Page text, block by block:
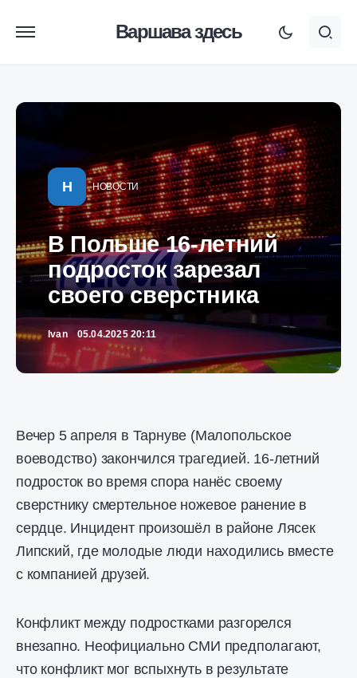
Варшава здесь
Н НОВОСТИ
В Польше 16-летний
подросток зарезал
своего сверстника
Ivan 05.04.2025 20:11
Вечер 5 апреля в Тарнуве (Малопольское
воеводство) закончился трагедией. 16-летний
подросток во время спора нанёс своему
сверстнику смертельное ножевое ранение в
сердце. Инцидент произошёл в районе Лясек
Липский, где молодые люди находились вместе
с компанией друзей.
Конфликт между подростками разгорелся
внезапно. Неофициально СМИ предполагают,
что конфликт мог вспыхнуть в результате